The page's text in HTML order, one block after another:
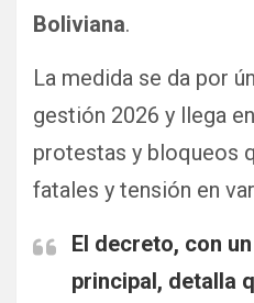
Boliviana.
La medida se da por
gestión 2026 y llega
protestas y bloqueos
fatales y tensión en
El decreto, con
principal, detalla